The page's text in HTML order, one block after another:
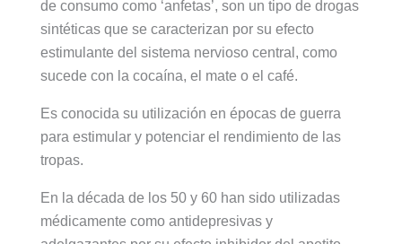
de consumo como ‘anfetas’, son un tipo de drogas
sintéticas que se caracterizan por su efecto
estimulante del sistema nervioso central, como
sucede con la cocaína, el mate o el café.
Es conocida su utilización en épocas de guerra
para estimular y potenciar el rendimiento de las
tropas.
En la década de los 50 y 60 han sido utilizadas
médicamente como antidepresivas y